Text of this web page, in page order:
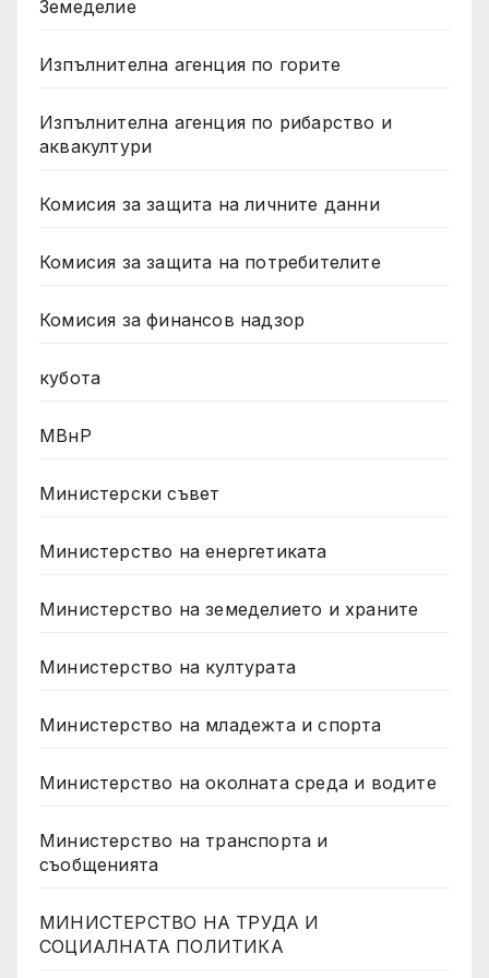
Земеделие
Изпълнителна агенция по горите
Изпълнителна агенция по рибарство и
аквакултури
Комисия за защита на личните данни
Комисия за защита на потребителите
Комисия за финансов надзор
кубота
МВнР
Министерски съвет
Министерство на енергетиката
Министерство на земеделието и храните
Министерство на културата
Министерство на младежта и спорта
Министерство на околната среда и водите
Министерство на транспорта и
съобщенията
МИНИСТЕРСТВО НА ТРУДА И
СОЦИАЛНАТА ПОЛИТИКА